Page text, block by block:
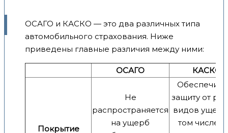
ОСАГО и КАСКО — это два различных типа
автомобильного страхования. Ниже
приведены главные различия между ними:
ОСАГО КАСКО
Покрытие
Не
распространяется
на ущерб
защиту от
видов
том числе